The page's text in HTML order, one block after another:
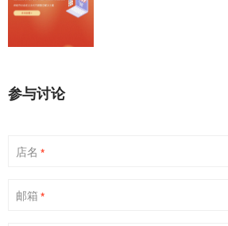
参与讨论
店名 *
邮箱 *